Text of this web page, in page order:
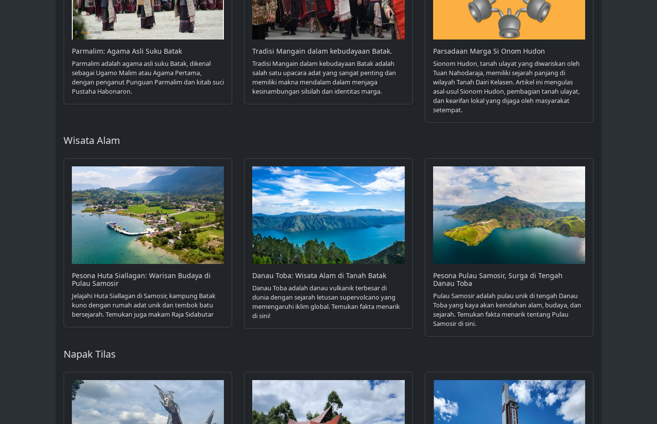
Parmalim: Agama Asli Suku Batak
Parmalim adalah agama asli suku Batak, dikenal
sebagai Ugamo Malim atau Agama Pertama,
dengan penganut Punguan Parmalim dan kitab suci
Pustaha Habonaron.
Tradisi Mangain dalam kebudayaan Batak.
Tradisi Mangain dalam kebudayaan Batak adalah
salah satu upacara adat yang sangat penting dan
memiliki makna mendalam dalam menjaga
kesinambungan silsilah dan identitas marga.
Parsadaan Marga Si Onom Hudon
Sionom Hudon, tanah ulayat yang diwariskan oleh
Tuan Nahodaraja, memiliki sejarah panjang di
wilayah Tanah Dairi Kelasen. Artikel ini mengulas
asal-usul Sionom Hudon, pembagian tanah ulayat,
dan kearifan lokal yang dijaga oleh masyarakat
setempat.
Wisata Alam
Pesona Huta Siallagan: Warisan Budaya di
Pulau Samosir
Jelajahi Huta Siallagan di Samosir, kampung Batak
kuno dengan rumah adat unik dan tembok batu
bersejarah. Temukan juga makam Raja Sidabutar
Danau Toba: Wisata Alam di Tanah Batak
Danau Toba adalah danau vulkanik terbesar di
dunia dengan sejarah letusan supervolcano yang
memengaruhi iklim global. Temukan fakta menarik
di sini!
Pesona Pulau Samosir, Surga di Tengah
Danau Toba
Pulau Samosir adalah pulau unik di tengah Danau
Toba yang kaya akan keindahan alam, budaya, dan
sejarah. Temukan fakta menarik tentang Pulau
Samosir di sini.
Napak Tilas